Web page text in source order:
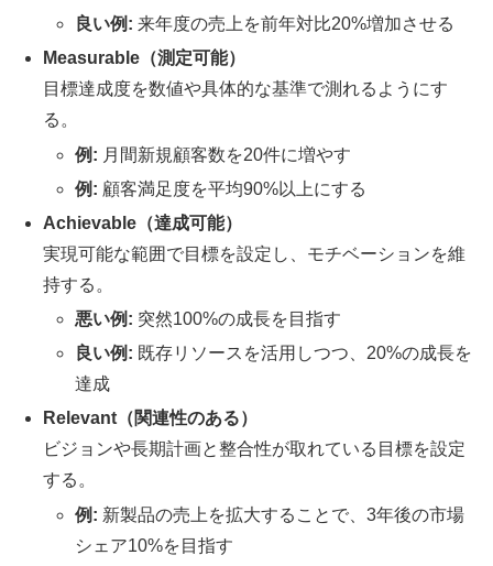
良い例: 来年度の売上を前年対比20%増加させる
Measurable（測定可能）
目標達成度を数値や具体的な基準で測れるようにす
る。
例: 月間新規顧客数を20件に増やす
例: 顧客満足度を平均90%以上にする
Achievable（達成可能）
実現可能な範囲で目標を設定し、モチベーションを維
持する。
悪い例: 突然100%の成長を目指す
良い例: 既存リソースを活用しつつ、20%の成長を
達成
Relevant（関連性のある）
ビジョンや長期計画と整合性が取れている目標を設定
する。
例: 新製品の売上を拡大することで、3年後の市場
シェア10%を目指す